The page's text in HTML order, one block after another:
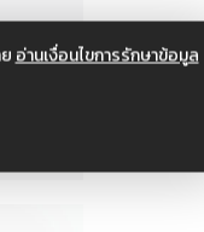
ยอ่านเงื่อนไขการรักษาข้อมูล
ต้